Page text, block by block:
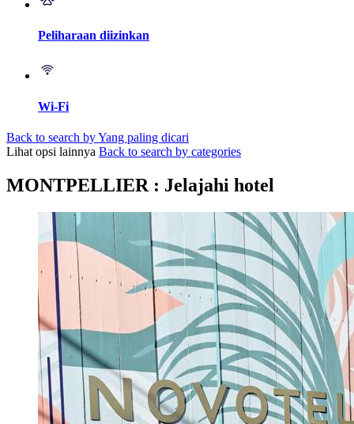
Peliharaan diizinkan
Wi-Fi
Back to search by Yang paling dicari
Lihat opsi lainnya Back to search by categories
MONTPELLIER : Jelajahi hotel